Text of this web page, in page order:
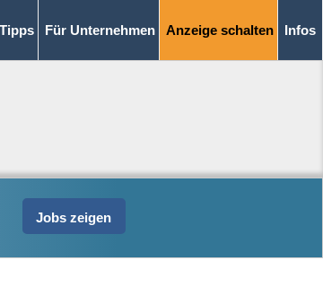
Für Unternehmen Anzeige schalten Infos